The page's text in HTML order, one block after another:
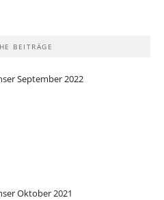
BEITRÄGE
September 2022
Oktober 2021